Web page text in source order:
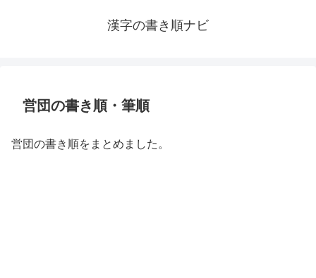
漢字の書き順ナビ
営団の書き順・筆順
営団の書き順をまとめました。